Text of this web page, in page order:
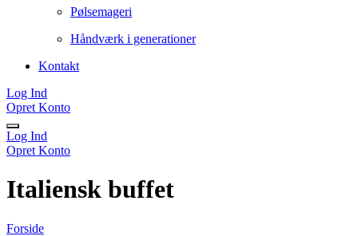
Pølsemageri
Håndværk i generationer
Kontakt
Log Ind
Opret Konto
Log Ind
Opret Konto
Italiensk buffet
Forside